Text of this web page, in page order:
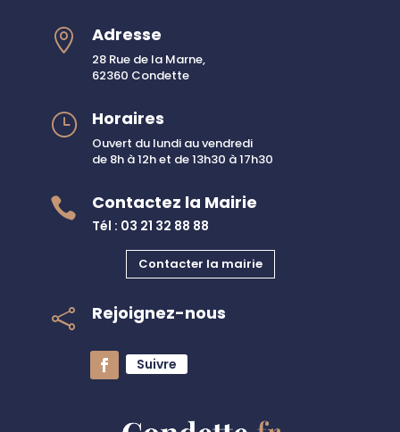
 Adresse
28 Rue de la Marne,
62360 Condette
} Horaires
Ouvert du lundi au vendredi
de 8h à 12h et de 13h30 à 17h30
 Contactez la Mairie
Tél : 03 21 32 88 88
Contacter la mairie
 Rejoignez-nous
Suivre